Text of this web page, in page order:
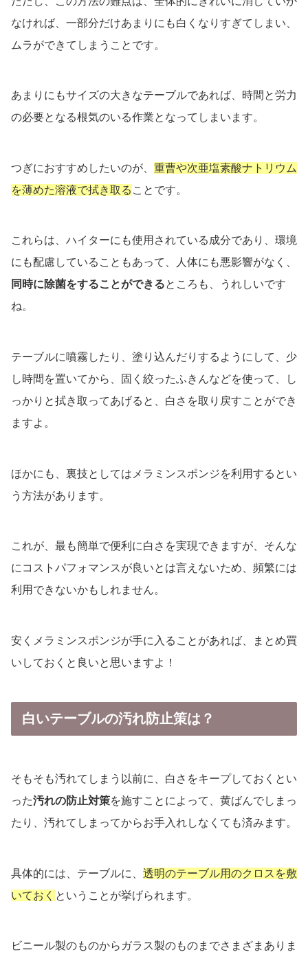
なければ、一部分だけあまりにも白くなりすぎてしまい、
ムラができてしまうことです。
あまりにもサイズの大きなテーブルであれば、時間と労力
の必要となる根気のいる作業となってしまいます。
つぎにおすすめしたいのが、 重曹や次亜塩素酸ナトリウム
を薄めた溶液で拭き取る ことです。
これらは、ハイターにも使用されている成分であり、環境
にも配慮していることもあって、人体にも悪影響がなく、
同時に除菌をすることができるところも、うれしいです
ね。
テーブルに噴霧したり、塗り込んだりするようにして、少
し時間を置いてから、固く絞ったふきんなどを使って、し
っかりと拭き取ってあげると、白さを取り戻すことができ
ますよ。
ほかにも、裏技としてはメラミンスポンジを利用するとい
う方法があります。
これが、最も簡単で便利に白さを実現できますが、そんな
にコストパフォマンスが良いとは言えないため、頻繁には
利用できないかもしれません。
安くメラミンスポンジが手に入ることがあれば、まとめ買
いしておくと良いと思いますよ！
白いテーブルの汚れ防止策は？
そもそも汚れてしまう以前に、白さをキープしておくとい
った汚れの防止対策を施すことによって、黄ばんでしまっ
たり、汚れてしまってからお手入れしなくても済みます。
具体的には、テーブルに、 透明のテーブル用のクロスを敷
いておく ということが挙げられます。
ビニール製のものからガラス製のものまでさまざまありま